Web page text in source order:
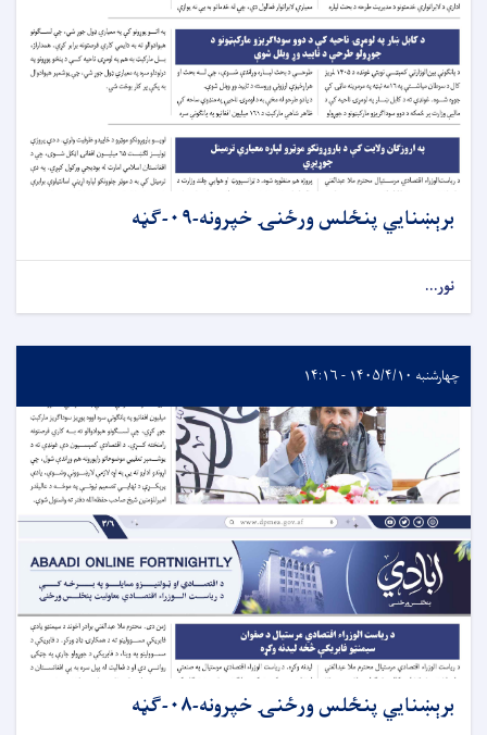
برېښنایي پنځلس ورځنۍ خپرونه-۰۹-ګڼه
نور...
چهارشنبه ۱۴۰۵/۴/۱۰ - ۱۴:۱۶
برېښنایي پنځلس ورځنۍ خپرونه-۰۸-ګڼه